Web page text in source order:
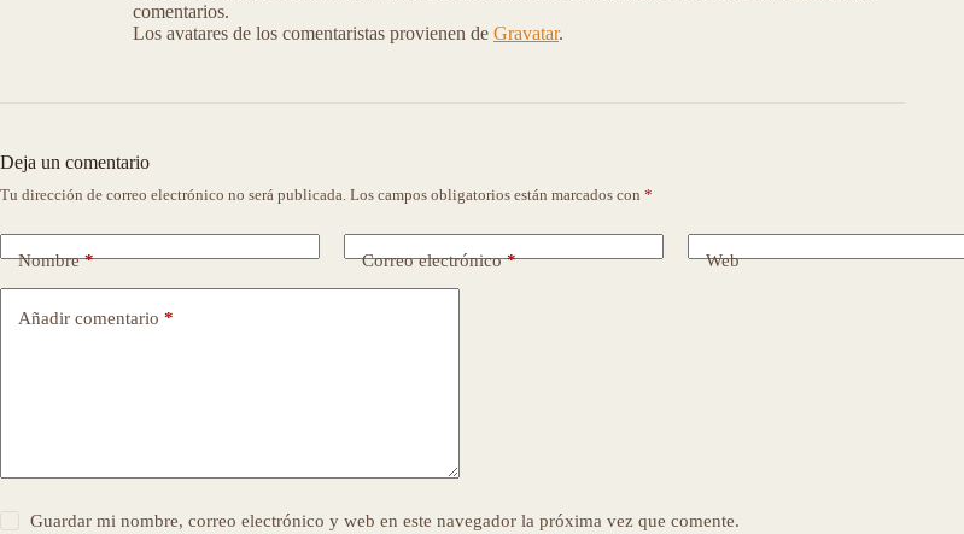
comentarios.
Los avatares de los comentaristas provienen de Gravatar.
Deja un comentario
Tu dirección de correo electrónico no será publicada. Los campos obligatorios están marcados con *
Nombre* Correo electrónico* Web
Añadir comentario *
Guardar mi nombre, correo electrónico y web en este navegador la próxima vez que comente.